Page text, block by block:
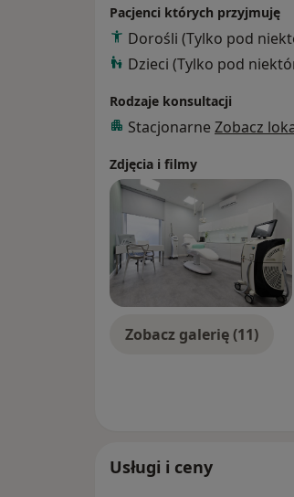
suppurativa).
Inne: choroby skóry,
chorób wenerycznych,
zmian hormonalnych i in.;
Dermatologia dziecięca -
Badanie za pomocą
barwnikowych
Pacjenci których przyjmuję
Dorośli (Tylko pod
Dzieci (Tylko pod
Rodzaje konsultacji
Stacjonarne Zobacz
Zdjęcia i filmy
Zobacz galerię (11)
Usługi i ceny